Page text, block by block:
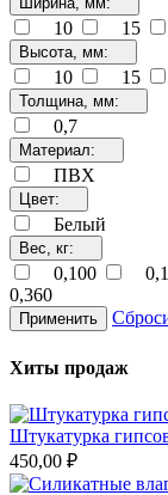
10 15
Высота, мм:
10 15
Толщина, мм:
0,7
Материал:
ПВХ
Цвет:
Белый
Вес, кг:
0,100
0,360
Применить
Хиты продаж
Штукатурка
450,00 ₽